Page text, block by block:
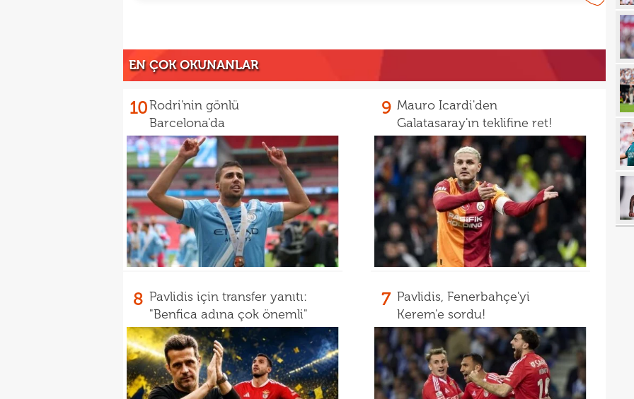
EN ÇOK OKUNANLAR
10Rodri'nin gönlü
Barcelona'da
9 Mauro Icardi'den
Galatasaray'ın teklifine ret!
8 Pavlidis için transfer yanıtı:
"Benfica adına çok önemli"
7 Pavlidis, Fenerbahçe'yi
Kerem'e sordu!